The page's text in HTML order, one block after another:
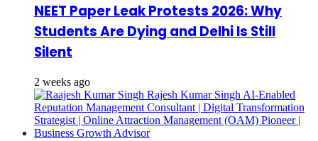
NEET Paper Leak Protests 2026: Why
Students Are Dying and Delhi Is Still
Silent
2 weeks ago